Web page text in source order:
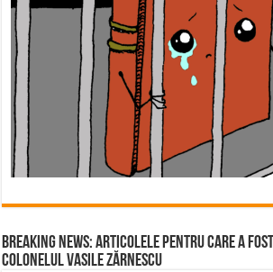
BREAKING NEWS: ARTICOLELE PENTRU CARE A
COLONELUL VASILE ZĂRNESCU